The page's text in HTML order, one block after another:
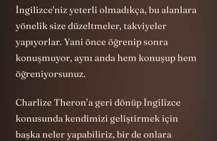
İngilizce'niz yeterli olmadıkça, bu alanlara
yönelik size düzeltmeler, takviyeler
yapıyorlar. Yani önce öğrenip sonra
konuşmuyor, aynı anda hem konuşup hem
öğreniyorsunuz.
Charlize Theron’a geri dönüp İngilizce
konusunda kendimizi geliştirmek için
başka neler yapabiliriz, bir de onlara